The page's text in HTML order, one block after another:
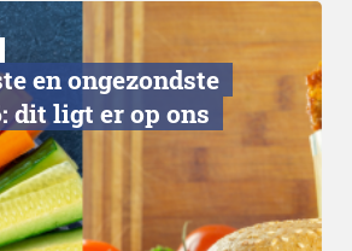
en ongezondste
dit ligt er op ons